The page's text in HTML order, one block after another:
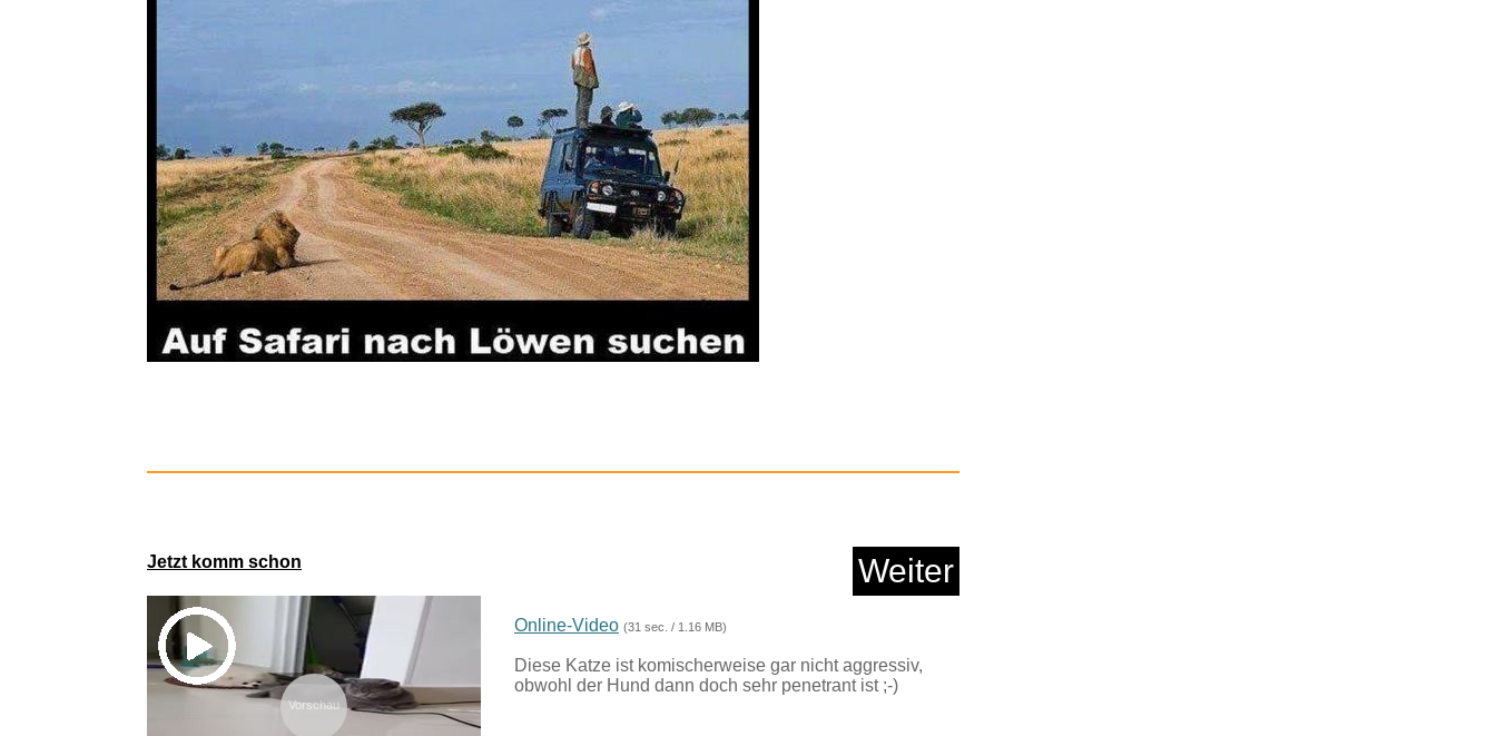
Close Up Nein! Doch! Ohhh!
Lobcede PAC-Man - Red
Watch...
Jetzt komm schon Weiter
Vorschau
Online-Video (31 sec. / 1.16 MB)
Diese Katze ist komischerweise gar nicht aggressiv,
obwohl der Hund dann doch sehr penetrant ist ;-)